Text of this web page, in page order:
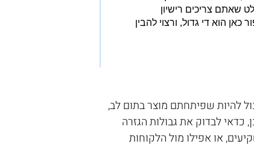
שאתם צריכים רישיון
הוא די גדול, ורצוי להבין
להיות שפיתחתם מוצר בתום לב,
כדאי לבדוק את גבולות הגזרה
או אפילו מול הלקוחות